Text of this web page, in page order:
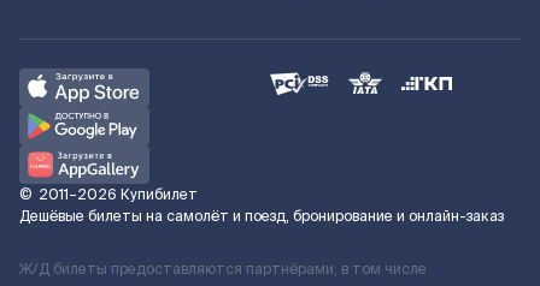
© 2011–2026 Купибилет
Дешёвые билеты на самолёт и поезд, бронирование и онлайн-заказ
Ж/Д билеты предоставляются партнёрами, в том числе